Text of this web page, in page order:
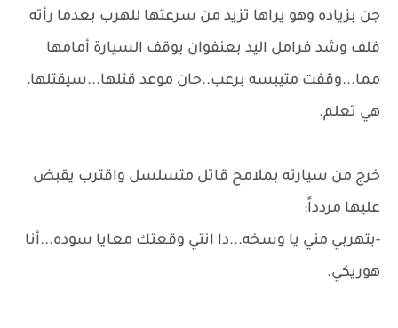
جن بزياده وهو يراها تزيد من سرعتها للهرب بعدما رأته
فلف وشد فرامل اليد بعنفوان يوقف السيارة أمامها
مما...وقفت متيبسه برعب..حان موعد قتلها...سيقتلها،
هي تعلم.
خرج من سيارته بملامح قاتل متسلسل واقترب يقبض
عليها مردداً:
-بتهربي مني يا وسخه...دا انتي وقعتك معايا سوده...أنا
هوريكي.